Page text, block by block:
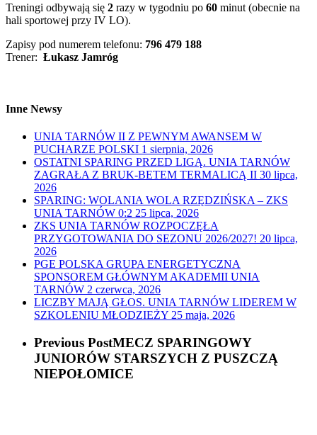
Treningi odbywają się 2 razy w tygodniu po 60 minut (obecnie na
hali sportowej przy IV LO).
Zapisy pod numerem telefonu: 796 479 188
Trener: Łukasz Jamróg
Inne Newsy
UNIA TARNÓW II Z PEWNYM AWANSEM W
PUCHARZE POLSKI 1 sierpnia, 2026
OSTATNI SPARING PRZED LIGĄ. UNIA TARNÓW
ZAGRAŁA Z BRUK-BETEM TERMALICĄ II 30 lipca,
2026
SPARING: WOLANIA WOLA RZĘDZIŃSKA – ZKS
UNIA TARNÓW 0:2 25 lipca, 2026
ZKS UNIA TARNÓW ROZPOCZĘŁA
PRZYGOTOWANIA DO SEZONU 2026/2027! 20 lipca,
2026
PGE POLSKA GRUPA ENERGETYCZNA
SPONSOREM GŁÓWNYM AKADEMII UNIA
TARNÓW 2 czerwca, 2026
LICZBY MAJĄ GŁOS. UNIA TARNÓW LIDEREM W
SZKOLENIU MŁODZIEŻY 25 maja, 2026
Previous PostMECZ SPARINGOWY
JUNIORÓW STARSZYCH Z PUSZCZĄ
NIEPOŁOMICE